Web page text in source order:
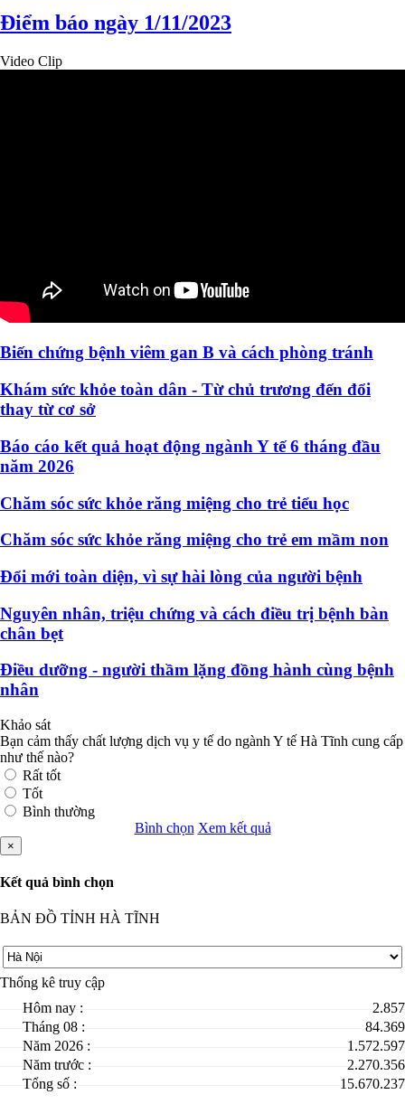
Điểm báo ngày 1/11/2023
Video Clip
Biến chứng bệnh viêm gan B và cách phòng tránh
Khám sức khỏe toàn dân - Từ chủ trương đến đổi
thay từ cơ sở
Báo cáo kết quả hoạt động ngành Y tế 6 tháng đầu
năm 2026
Chăm sóc sức khỏe răng miệng cho trẻ tiểu học
Chăm sóc sức khỏe răng miệng cho trẻ em mầm non
Đổi mới toàn diện, vì sự hài lòng của người bệnh
Nguyên nhân, triệu chứng và cách điều trị bệnh bàn
chân bẹt
Điều dưỡng - người thầm lặng đồng hành cùng bệnh
nhân
Khảo sát
Bạn cảm thấy chất lượng dịch vụ y tế do ngành Y tế Hà Tĩnh cung cấp
như thế nào?
Rất tốt
Tốt
Bình thường
Bình chọn Xem kết quả
×
Kết quả bình chọn
BẢN ĐỒ TỈNH HÀ TĨNH
Thống kê truy cập
Hôm nay :
2.857
Tháng 08 :
84.369
Năm 2026 :
1.572.597
Năm trước :
2.270.356
Tổng số :
15.670.237